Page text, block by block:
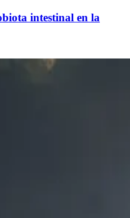
intestinal en la